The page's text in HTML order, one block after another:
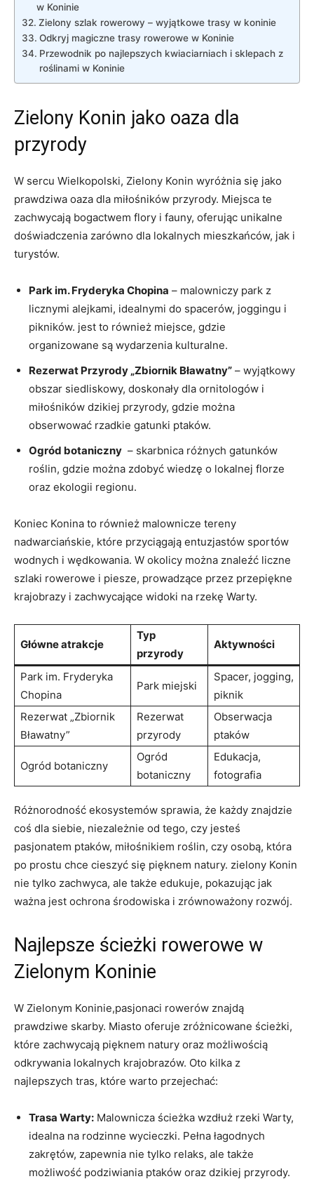
w Koninie
Zielony szlak rowerowy – wyjątkowe trasy w koninie
Odkryj magiczne ​trasy rowerowe w Koninie
Przewodnik po ‍najlepszych kwiaciarniach i sklepach⁤ z
roślinami w Koninie
Zielony Konin ⁤jako ‌oaza dla
przyrody
W sercu Wielkopolski, Zielony Konin wyróżnia się jako
prawdziwa oaza dla miłośników przyrody. Miejsca te
zachwycają bogactwem flory i fauny, oferując unikalne ​
doświadczenia zarówno dla lokalnych mieszkańców, jak i
turystów.
Park im. Fryderyka Chopina ⁤– malowniczy park z
licznymi ⁤alejkami, idealnymi do spacerów, joggingu i
‍pikników.⁤ jest to również miejsce, gdzie
organizowane są wydarzenia‌ kulturalne.
Rezerwat Przyrody „Zbiornik Bławatny” – wyjątkowy
obszar siedliskowy,⁣ doskonały dla ornitologów i
miłośników dzikiej przyrody, gdzie można
‍obserwować rzadkie gatunki ptaków.
Ogród botaniczny ⁤ – skarbnica ​różnych gatunków
roślin,⁣ gdzie można zdobyć wiedzę o lokalnej‍ florze
⁤oraz ekologii regionu.
Koniec‌ Konina to ⁢również malownicze tereny
⁤nadwarciańskie, które⁣ przyciągają ‍entuzjastów sportów
wodnych i wędkowania.⁣ W ⁣okolicy ​można ⁤znaleźć liczne
szlaki rowerowe i piesze, prowadzące przez przepiękne
krajobrazy⁤ i zachwycające ⁤widoki na rzekę⁣ Warty.
Główne⁣ atrakcje
Typ
przyrody
Aktywności
Park im. Fryderyka
Chopina
Park miejski
Spacer, ​jogging,
piknik
Rezerwat „Zbiornik ​
Bławatny”
Rezerwat
przyrody
Obserwacja
ptaków
Ogród botaniczny
Ogród
botaniczny
Edukacja,
fotografia
Różnorodność ‍ekosystemów sprawia, że każdy znajdzie
coś dla siebie, niezależnie ‍od tego, czy jesteś
pasjonatem ⁢ptaków, miłośnikiem roślin, czy osobą, która
po⁣ prostu chce cieszyć się pięknem natury. zielony Konin
‍nie tylko zachwyca, ale także​ edukuje, ‌pokazując‍ jak
ważna jest ochrona środowiska i zrównoważony rozwój.
Najlepsze⁢ ścieżki rowerowe‍ w
Zielonym Koninie
W Zielonym Koninie,pasjonaci rowerów znajdą
prawdziwe skarby. Miasto ⁣oferuje‌ zróżnicowane ścieżki,
które zachwycają pięknem natury oraz możliwością
odkrywania lokalnych krajobrazów. Oto kilka z
najlepszych tras, które warto przejechać:
Trasa ⁢Warty: Malownicza ścieżka wzdłuż rzeki Warty,
idealna ​na rodzinne wycieczki. Pełna łagodnych
zakrętów, zapewnia nie tylko​ relaks, ale także
możliwość podziwiania ptaków⁣ oraz ⁣dzikiej przyrody.